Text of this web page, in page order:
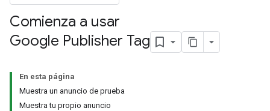
Comienza a usar
Google Publisher Tag
En esta página
Muestra un anuncio de prueba
Muestra tu propio anuncio